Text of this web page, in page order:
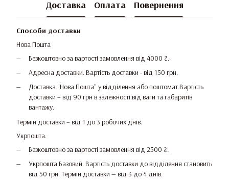
Доставка Оплата Повернення
Способи доставки
Нова Пошта
Безкоштовно за вартості замовлення від 4000 ₴.
Адресна доставки. Вартість доставки - від 150 грн.
Доставка "Нова Пошта" у відділення або поштомат Вартість
доставки – від 90 грн в залежності від ваги та габаритів
вантажу.
Термін доставки – від 1 до 3 робочих днів.
Укрпошта.
Безкоштовно за вартості замовлення від 2500 ₴.
Укрпошта Базовий. Вартість доставки до відділення становить
від 50 грн. Термін доставки — від 3 до 4 днів.